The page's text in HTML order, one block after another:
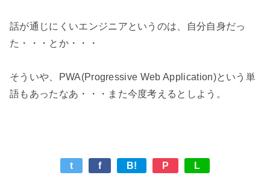
話が通じにくいエンジニアというのは、自分自身だっ
た・・・とか・・・
そういや、PWA(Progressive Web Application)という単
t f B! P L